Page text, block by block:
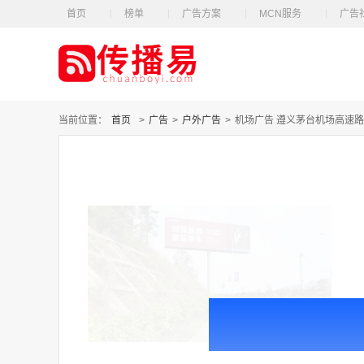
首页 榜单 广告方案 MCN服务 广告
当前位置： 首页 > 广告 > 户外广告 > 机场广告 遵义茅台机场高速